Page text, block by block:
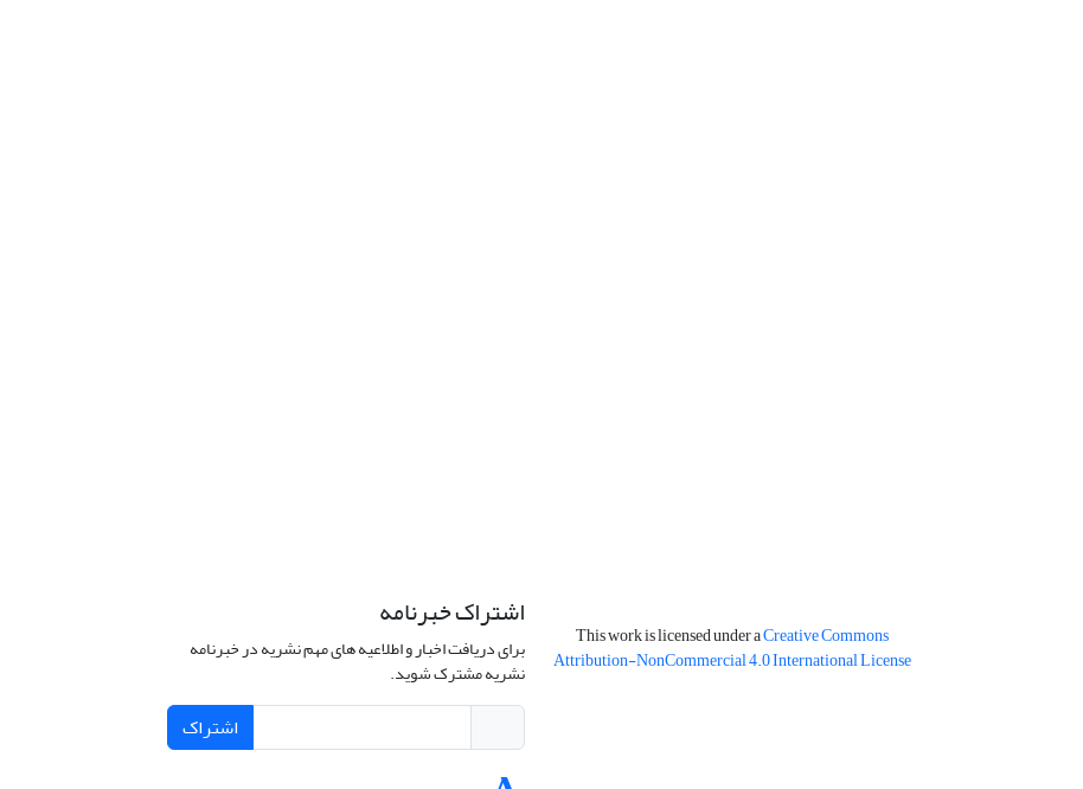
This work is licensed under aCreative Commons
Attribution-NonCommercial 4.0 International License
اشتراک خبرنامه
برای دریافت اخبار و اطلاعیه های مهم نشریه در خبرنامه
نشریه مشترک شوید.
اشتراک